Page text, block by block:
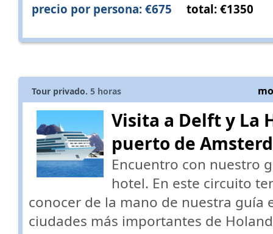
precio por persona: €675 total: €1350
Tour privado. 5 horas
Visita a Delft y La
puerto de
Encuentro con nuestro
hotel. En este circuito
conocer de la mano de nuestra guía
ciudades más importantes de